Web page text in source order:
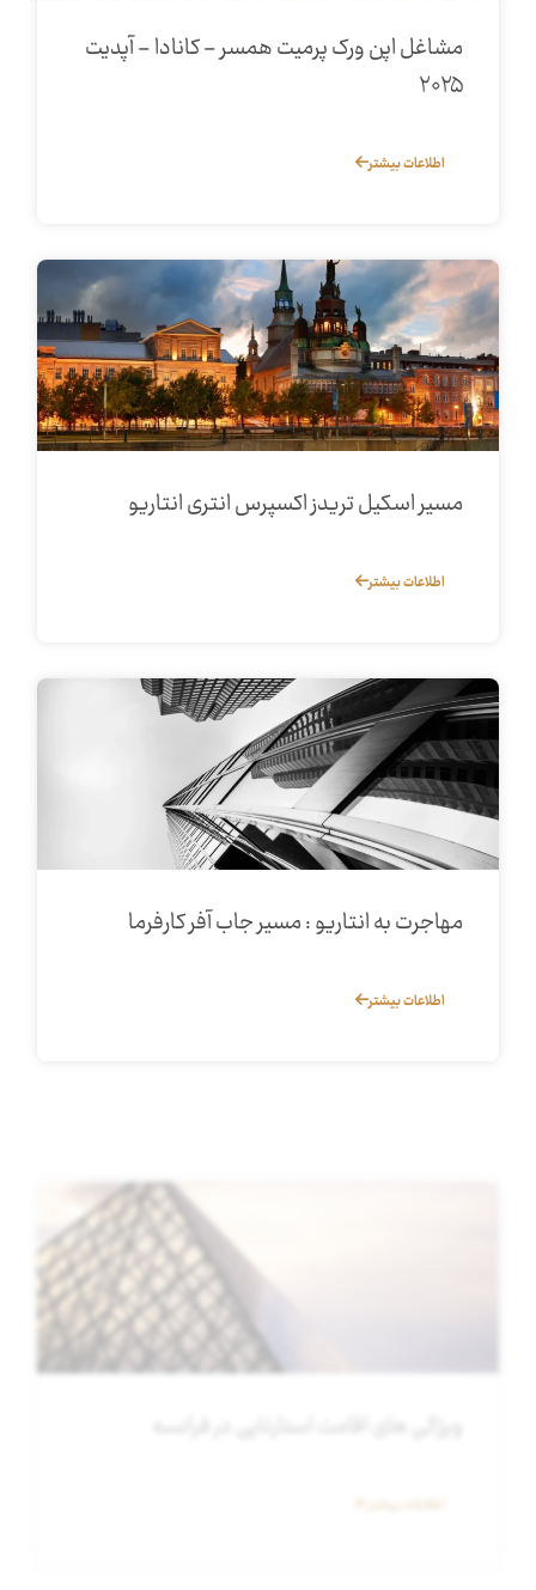
مشاغل اپن ورک پرمیت همسر - کانادا - آپدیت
۲۰۲۵
اطلاعات بیشتر
مسیر اسکیل تریدز اکسپرس انتری انتاریو
اطلاعات بیشتر
مهاجرت به انتاریو : مسیر جاب آفر کارفرما
اطلاعات بیشتر
ویژگی‌ های اقامت استارتاپی در فرانسه